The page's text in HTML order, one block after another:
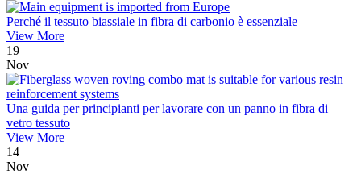
Perché il tessuto biassiale in fibra di carbonio è essenziale
View More
19
Nov
Una guida per principianti per lavorare con un panno in fibra di
vetro tessuto
View More
14
Nov